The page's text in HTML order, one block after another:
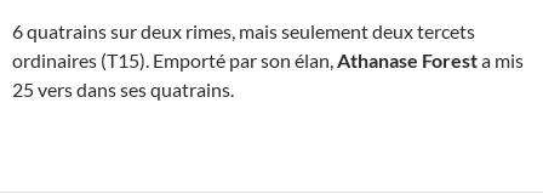
6 quatrains sur deux rimes, mais seulement deux tercets
ordinaires (T15). Emporté par son élan,Athanase Foresta mis
25 vers dans ses quatrains.